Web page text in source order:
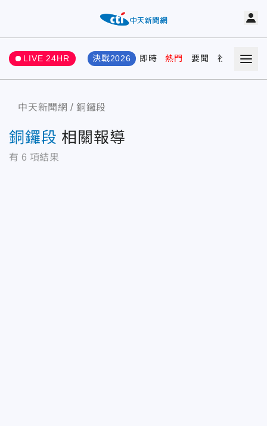
LIVE 24HR 決戰2026 即時 熱門 要聞 社會 娛樂
中天新聞網 銅鑼段
銅鑼段 相關報導
有 6 項結果